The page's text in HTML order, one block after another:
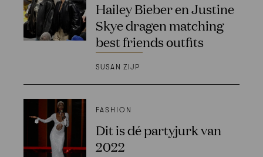
Hailey Bieber en Justine
Skye dragen matching
best friends outfits
SUSAN ZIJP
FASHION
Dit is dé partyjurk van
2022